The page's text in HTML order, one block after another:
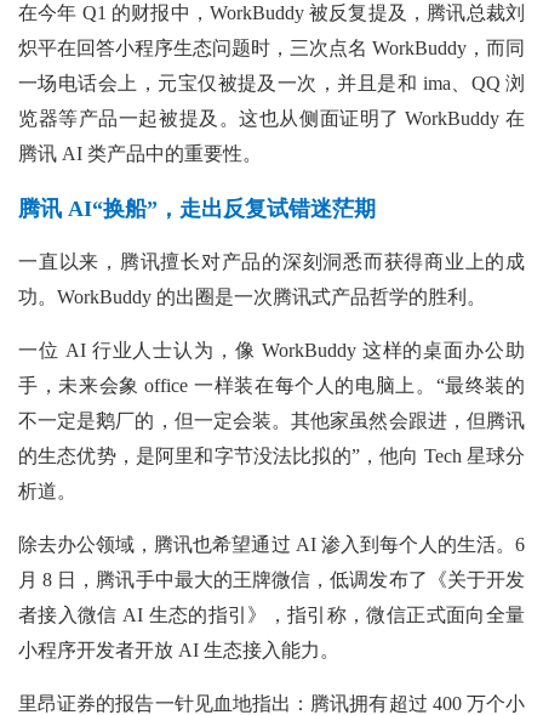
在今年 Q1 的财报中，WorkBuddy 被反复提及，腾讯总裁刘
炽平在回答小程序生态问题时，三次点名 WorkBuddy，而同
一场电话会上，元宝仅被提及一次，并且是和 ima、QQ 浏
览器等产品一起被提及。这也从侧面证明了 WorkBuddy 在
腾讯 AI 类产品中的重要性。
腾讯 AI“换船”，走出反复试错迷茫期
一直以来，腾讯擅长对产品的深刻洞悉而获得商业上的成
功。WorkBuddy 的出圈是一次腾讯式产品哲学的胜利。
一位 AI 行业人士认为，像 WorkBuddy 这样的桌面办公助
手，未来会象 office 一样装在每个人的电脑上。“最终装的
不一定是鹅厂的，但一定会装。其他家虽然会跟进，但腾讯
的生态优势，是阿里和字节没法比拟的”，他向 Tech 星球分
析道。
除去办公领域，腾讯也希望通过 AI 渗入到每个人的生活。6
月 8 日，腾讯手中最大的王牌微信，低调发布了《关于开发
者接入微信 AI 生态的指引》，指引称，微信正式面向全量
小程序开发者开放 AI 生态接入能力。
里昂证券的报告一针见血地指出：腾讯拥有超过 400 万个小